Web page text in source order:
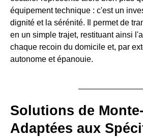
équipement technique : c'est un
dignité et la sérénité. Il permet de
en un simple trajet, restituant ainsi
chaque recoin du domicile et, par
autonome et épanouie.
Solutions de
Adaptées aux